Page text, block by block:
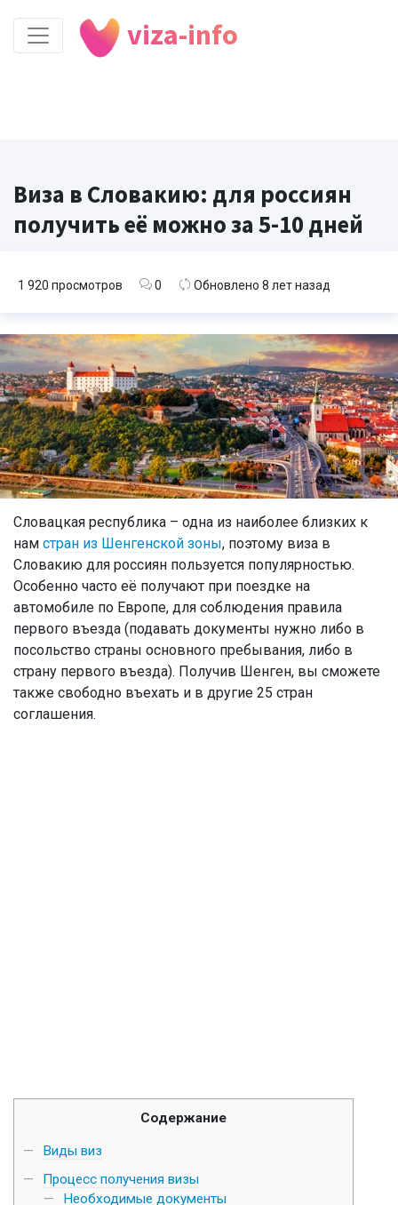
viza-info
Виза в Словакию: для россиян
получить её можно за 5-10 дней
Словацкая республика – одна из наиболее близких к
нам стран из Шенгенской зоны, поэтому виза в
Словакию для россиян пользуется популярностью.
Особенно часто её получают при поездке на
автомобиле по Европе, для соблюдения правила
первого въезда (подавать документы нужно либо в
посольство страны основного пребывания, либо в
страну первого въезда). Получив Шенген, вы сможете
также свободно въехать и в другие 25 стран
соглашения.
Содержание
Виды виз
Процесс получения визы
Необходимые документы
1 920 просмотров 0 Обновлено 8 лет назад